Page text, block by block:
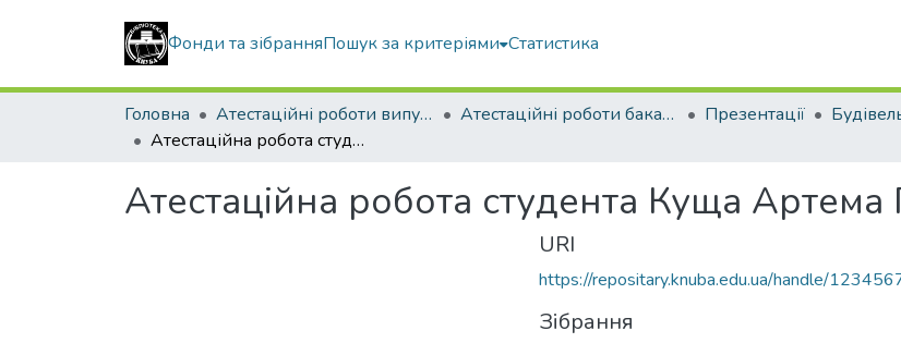
Фонди та зібранняПошук за критеріями Статистика
Головна Атестаційні роботи випускників Атестаційні роботи бакалаврів Презентації
Атестаційна робота студента Куща Артема Григоровича
Атестаційна робота студента Куща Артема
URI
https://repositary.knuba.edu.ua/handle/
Зібрання